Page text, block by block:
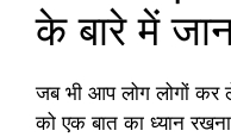
के बारे में
जब भी आप लोग लोगों कर
को एक बात का ध्यान